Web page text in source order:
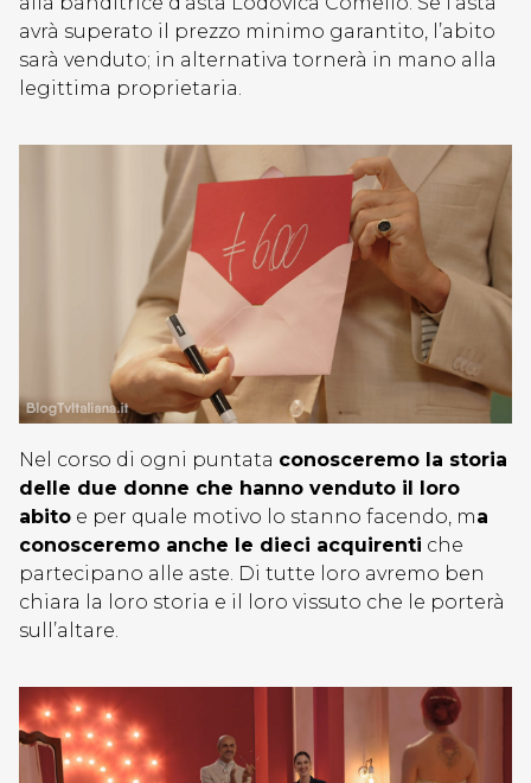
avrà superato il prezzo minimo garantito, l’abito
sarà venduto; in alternativa tornerà in mano alla
legittima proprietaria.
Nel corso di ogni puntata conosceremo la storia
delle due donne che hanno venduto il loro
abito e per quale motivo lo stanno facendo, ma
conosceremo anche le dieci acquirenti che
partecipano alle aste. Di tutte loro avremo ben
chiara la loro storia e il loro vissuto che le porterà
sull’altare.